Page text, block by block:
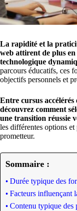
La rapidité et la
web attirent de plus
technologique
parcours éducatifs, ces
objectifs personnels et
Entre cursus
découvrez comment
une transition réussie
les différentes options
prometteur.
Sommaire :
Durée typique des
Facteurs influençant
Contenu typique des